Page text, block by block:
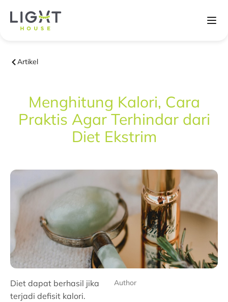
Artikel
Menghitung Kalori, Cara
Praktis Agar Terhindar dari
Diet Ekstrim
Diet dapat berhasil jika
terjadi defisit kalori.
Author